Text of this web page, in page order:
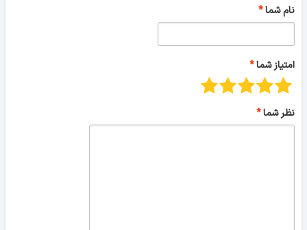
نام شما
امتیاز شما
نظر شما